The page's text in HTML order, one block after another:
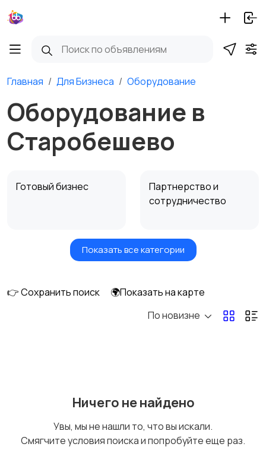
Главная Для Бизнеса Оборудование
Оборудование в
Старобешево
Готовый бизнес
Партнерство и
сотрудничество
ОборудованиеПоказать все категории
👉 Сохранить поиск
🌍Показать на карте
По новизне
Ничего не найдено
Увы, мы не нашли то, что вы искали.
Смягчите условия поиска и попробуйте еще раз.